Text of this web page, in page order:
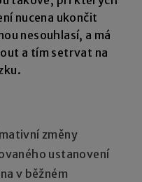
nucena ukončit
nesouhlasí, a má
a tím setrvat na
změny
ustanovení
v běžném